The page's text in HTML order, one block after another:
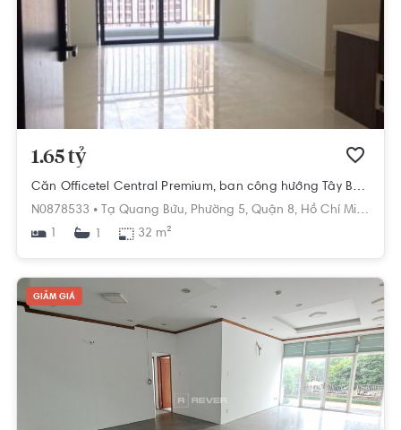
1.65 tỷ
Căn Officetel Central Premium, ban công hướng Tây Bắc.
N0878533 • Tạ Quang Bửu, Phường 5, Quận 8, Hồ Chí Minh
1
1 32 m²
GIẢM GIÁ